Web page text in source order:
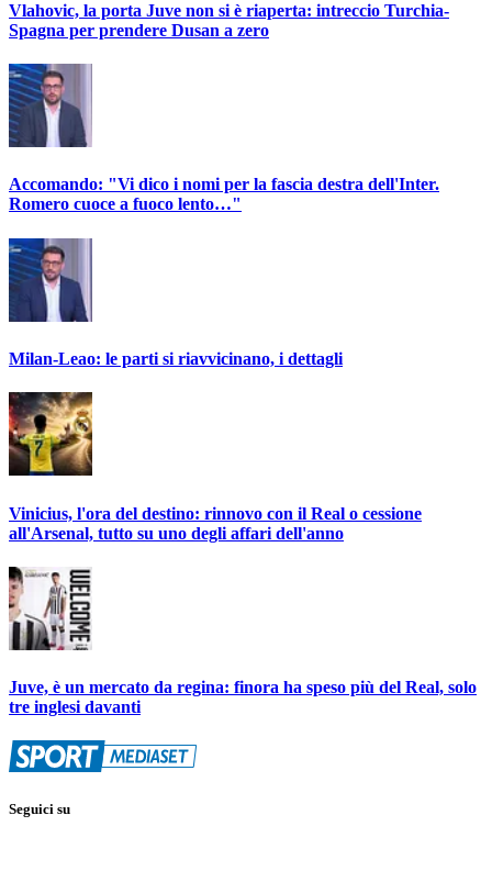
Vlahovic, la porta Juve non si è riaperta: intreccio Turchia-
Spagna per prendere Dusan a zero
Accomando: "Vi dico i nomi per la fascia destra dell'Inter.
Romero cuoce a fuoco lento…"
Milan-Leao: le parti si riavvicinano, i dettagli
Vinicius, l'ora del destino: rinnovo con il Real o cessione
all'Arsenal, tutto su uno degli affari dell'anno
Juve, è un mercato da regina: finora ha speso più del Real, solo
tre inglesi davanti
Seguici su